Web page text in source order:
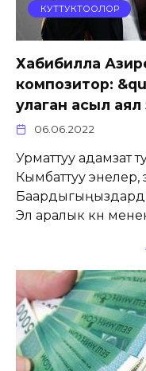
КУТТУКТООЛОР
Хабибилла
композитор:
улаган асыл
06.06.2022
Урматтуу адамзат
Кымбаттуу
Эл аралык күнү